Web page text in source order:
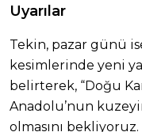
Uyarılar
Tekin, pazar günü
kesimlerinde yeni
belirterek, “Doğu
Anadolu’nun
olmasını